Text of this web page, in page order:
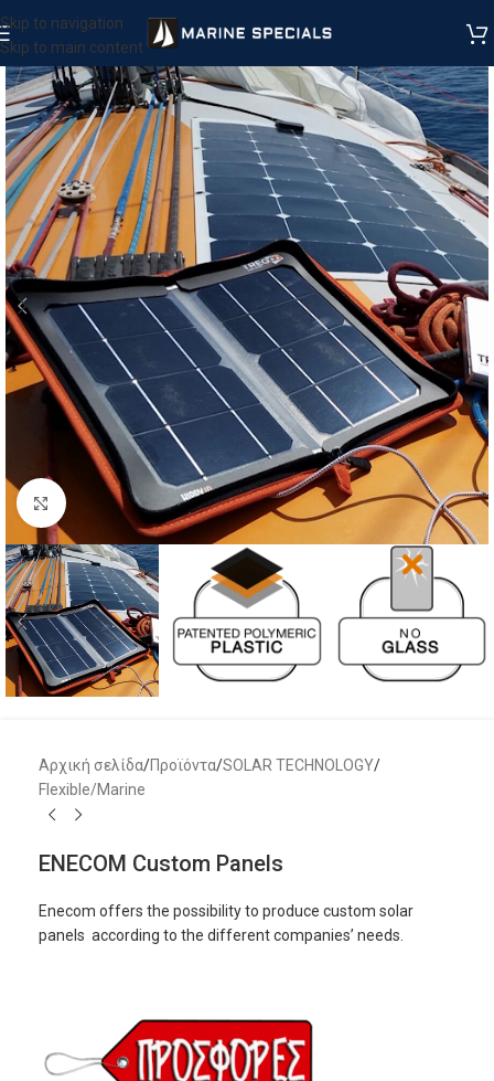
Skip to navigation
Skip to main content
Μεγέθυνση
Αρχική σελίδα/Προϊόντα/SOLAR TECHNOLOGY/
Flexible/Marine
ENECOM Custom Panels
Enecom offers the possibility to produce custom solar
panels according to the different companies’ needs.